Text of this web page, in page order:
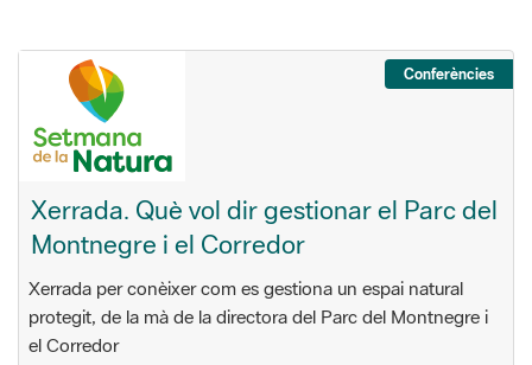
Conferències
Xerrada. Què vol dir gestionar el Parc del
Montnegre i el Corredor
Xerrada per conèixer com es gestiona un espai natural
protegit, de la mà de la directora del Parc del Montnegre i
el Corredor